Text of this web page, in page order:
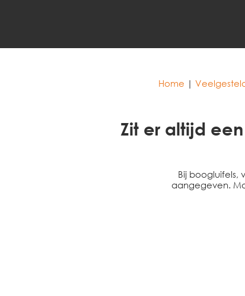
Home |
Zit er altijd
Bij boogluifels,
aangegeven.